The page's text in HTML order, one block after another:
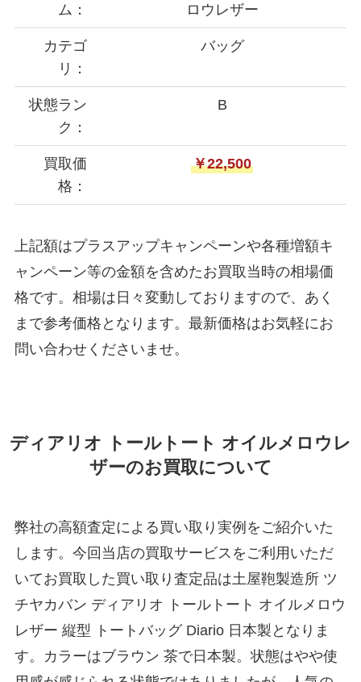
ム：
ロウレザー
カテゴ
リ：
バッグ
状態ラン
ク：
B
買取価
格：
￥22,500
上記額はプラスアップキャンペーンや各種増額キ
ャンペーン等の金額を含めたお買取当時の相場価
格です。相場は日々変動しておりますので、あく
まで参考価格となります。最新価格はお気軽にお
問い合わせくださいませ。
ディアリオ トールトート オイルメロウレ
ザーのお買取について
弊社の高額査定による買い取り実例をご紹介いた
します。今回当店の買取サービスをご利用いただ
いてお買取した買い取り査定品は土屋鞄製造所 ツ
チヤカバン ディアリオ トールトート オイルメロウ
レザー 縦型 トートバッグ Diario 日本製となりま
す。カラーはブラウン 茶で日本製。状態はやや使